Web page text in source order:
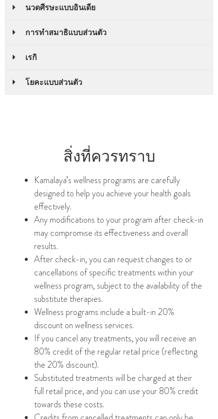
นวดศีรษะแบบอินเดีย
การทําสมาธิแบบส่วนตัว
เรกิ
โยคะแบบส่วนตัว
สิ่งที่ควรทราบ
Kamalaya’s wellness programs are carefully
designed to help you achieve your health goals
effectively.
Any modifications to your program after check-in
may compromise its effectiveness and overall
results.
After check-in, you can request changes to or
cancellations of specific treatments within your
wellness program, subject to the availability of the
substitute therapies.
Wellness programs include a built-in 20%
discount on wellness services.
If you cancel any treatments, you will receive an
80% credit of the regular retail price (reflecting
the 20% discount).
Substituted treatments will be charged at their
full retail price, and you can use your 80% credit
towards these costs.